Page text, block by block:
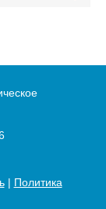
| Политика